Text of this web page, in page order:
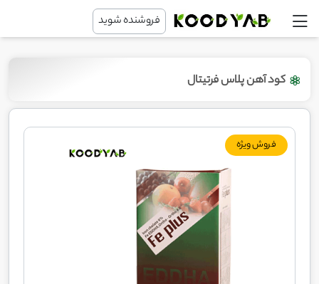
فروشنده شوید
کود آهن پلاس فرتیتال
فروش ویژه